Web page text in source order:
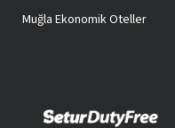
Muğla Ekonomik Oteller